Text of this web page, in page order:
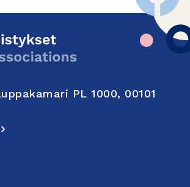
PL 1000, 00101